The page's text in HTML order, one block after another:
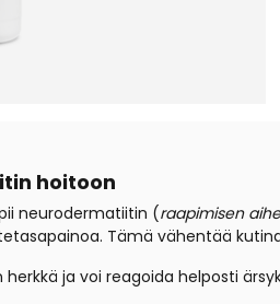
hoitoon
neurodermatiitin (raapimisen
Tämä vähentää
ja voi reagoida helposti